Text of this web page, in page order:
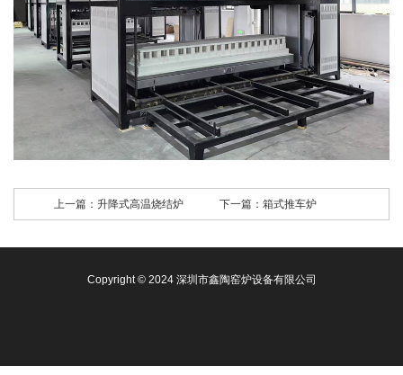
上一篇：升降式高温烧结炉 下一篇： 箱式推车炉
Copyright © 2024 深圳市鑫陶窑炉设备有限公司